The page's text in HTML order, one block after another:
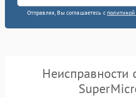
Отправляя, Вы соглашаетесь с
Неисправности